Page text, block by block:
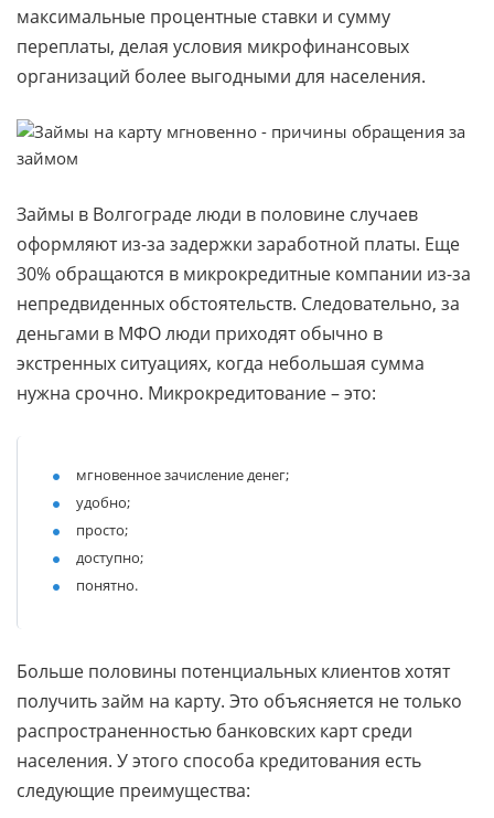
максимальные процентные ставки и сумму
переплаты, делая условия микрофинансовых
организаций более выгодными для населения.
Займы в Волгограде люди в половине случаев
оформляют из-за задержки заработной платы. Еще
30% обращаются в микрокредитные компании из-за
непредвиденных обстоятельств. Следовательно, за
деньгами в МФО люди приходят обычно в
экстренных ситуациях, когда небольшая сумма
нужна срочно. Микрокредитование – это:
мгновенное зачисление денег;
удобно;
просто;
доступно;
понятно.
Больше половины потенциальных клиентов хотят
получить займ на карту. Это объясняется не только
распространенностью банковских карт среди
населения. У этого способа кредитования есть
следующие преимущества: